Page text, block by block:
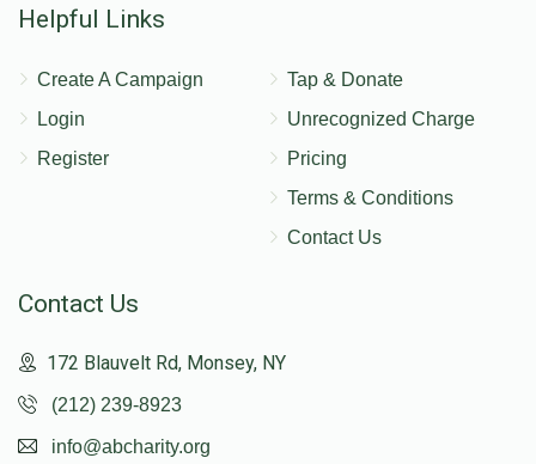
Helpful Links
Create A Campaign
Login
Register
Tap & Donate
Unrecognized Charge
Pricing
Terms & Conditions
Contact Us
Contact Us
172 Blauvelt Rd, Monsey, NY
(212) 239-8923
info@abcharity.org